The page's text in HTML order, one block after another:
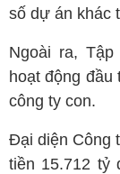
số dự án khác
Ngoài ra,
hoạt động đầu
công ty con.
Đại diện Công
tiền 15.712 tỷ